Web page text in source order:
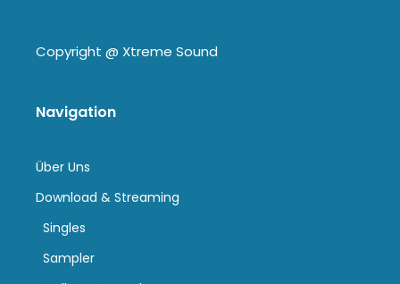
Copyright @ Xtreme Sound
Navigation
Über Uns
Download & Streaming
Singles
Sampler